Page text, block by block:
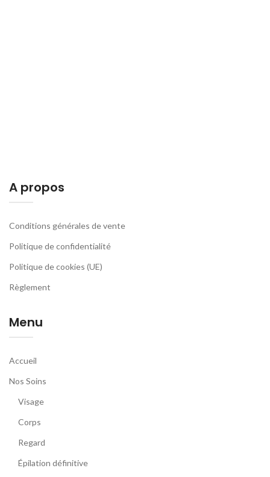
A propos
Conditions générales de vente
Politique de confidentialité
Politique de cookies (UE)
Règlement
Menu
Accueil
Nos Soins
Visage
Corps
Regard
Épilation définitive